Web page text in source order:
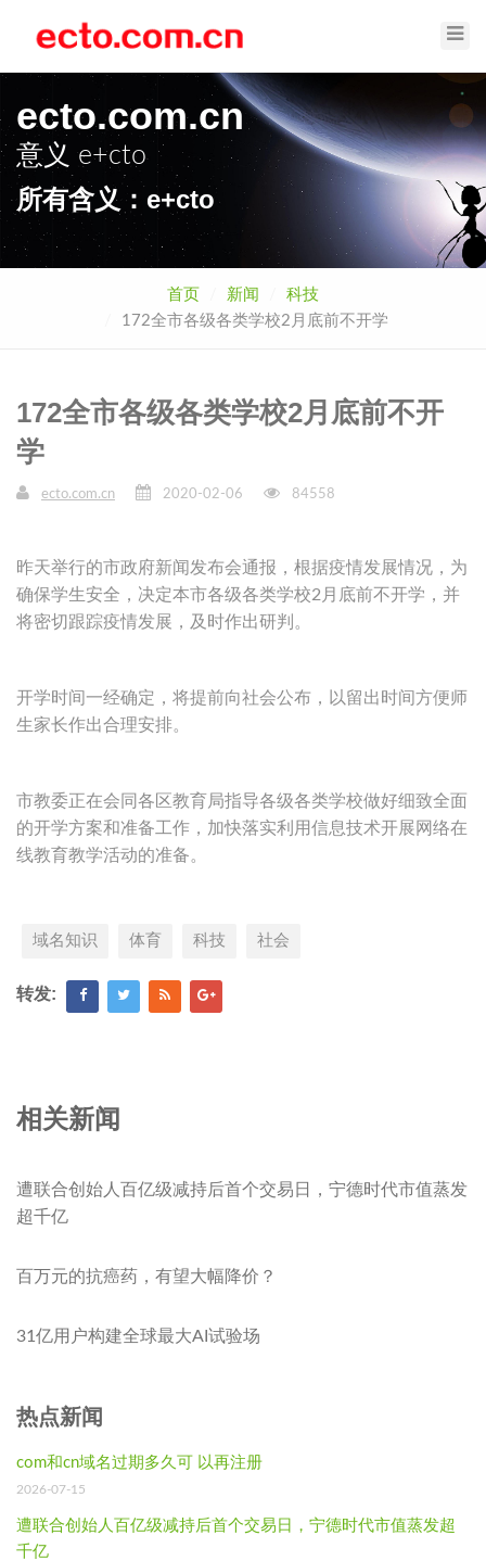
ecto.com.cn
意义e+cto
所有含义：e+cto
首页 新闻
科技
172全市各级各类学校2月底前不开学
172全市各级各类学校2月底前不开
学
ecto.com.cn 2020-02-06 84558
昨天举行的市政府新闻发布会通报，根据疫情发展情况，为
确保学生安全，决定本市各级各类学校2月底前不开学，并
将密切跟踪疫情发展，及时作出研判。
开学时间一经确定，将提前向社会公布，以留出时间方便师
生家长作出合理安排。
市教委正在会同各区教育局指导各级各类学校做好细致全面
的开学方案和准备工作，加快落实利用信息技术开展网络在
线教育教学活动的准备。
域名知识 体育 科技 社会
转发:
相关新闻
遭联合创始人百亿级减持后首个交易日，宁德时代市值蒸发
超千亿
百万元的抗癌药，有望大幅降价？
31亿用户构建全球最大AI试验场
热点新闻
com和cn域名过期多久可 以再注册
2026-07-15
遭联合创始人百亿级减持后首个交易日，宁德时代市值蒸发超
千亿